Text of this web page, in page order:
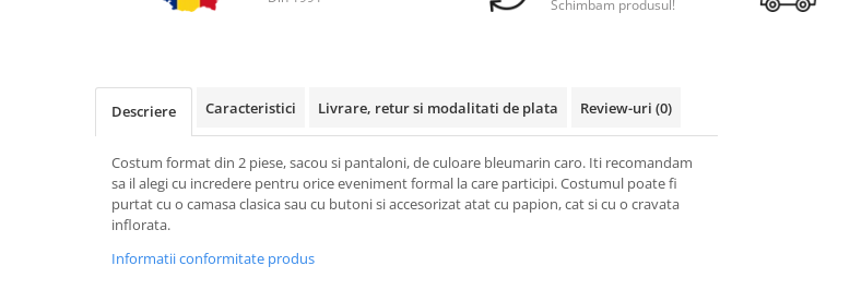
Schimbam produsul!
Descriere Caracteristici Livrare, retur si modalitati de plata Review-uri (0)
Costum format din 2 piese, sacou si pantaloni, de culoare bleumarin caro. Iti recomandam
sa il alegi cu incredere pentru orice eveniment formal la care participi. Costumul poate fi
purtat cu o camasa clasica sau cu butoni si accesorizat atat cu papion, cat si cu o cravata
inflorata.
Informatii conformitate produs